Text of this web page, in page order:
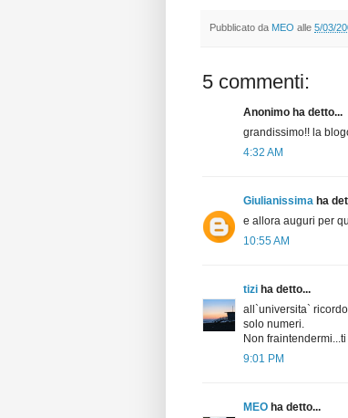
Pubblicato da MEO alle 5/03/
5 commenti:
Anonimo ha detto...
grandissimo!! la
4:32 AM
Giulianissima ha
e allora auguri per
10:55 AM
tizi ha detto...
all`universita`
solo numeri.
Non
9:01 PM
MEO ha detto...